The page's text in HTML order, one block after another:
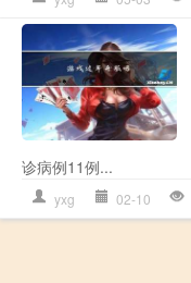
诊病例11例...
yxg 02-10